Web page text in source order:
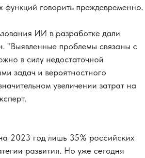
говорить преждевременно.
ИИ в разработке дали
"Выявленные проблемы связаны с
в силу недостаточной
задач и вероятностного
увеличении затрат на
2023 год лишь 35% российских
развития. Но уже сегодня